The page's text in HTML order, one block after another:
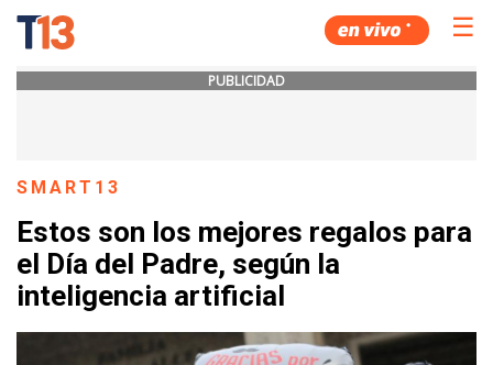
☰
PUBLICIDAD
SMART13
Estos son los mejores regalos para
el Día del Padre, según la
inteligencia artificial